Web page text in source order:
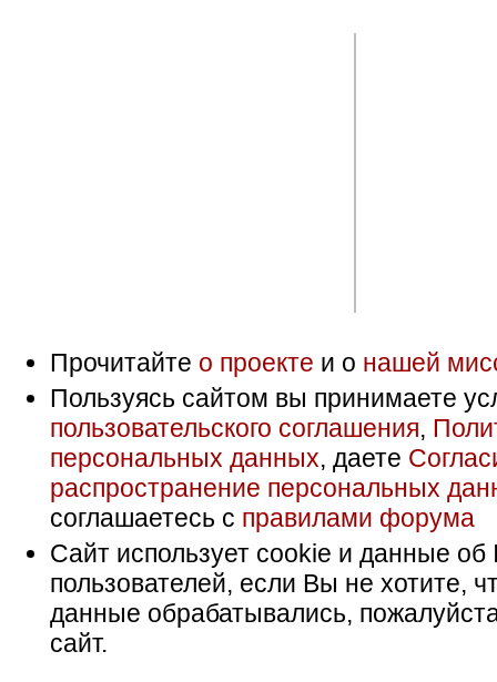
Прочитайте о проекте и о нашей
Пользуясь сайтом вы принимаете
пользовательского соглашения,
персональных данных, даете
распространение персональных
соглашаетесь с правилами форума
Сайт использует cookie и данные об
пользователей, если Вы не хотите,
данные обрабатывались,
сайт.